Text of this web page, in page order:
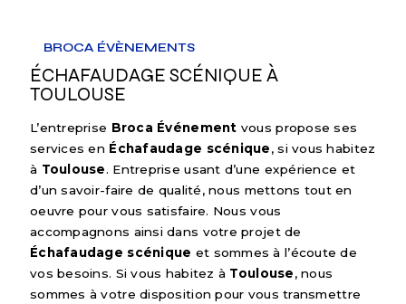
BROCA ÉVÈNEMENTS
ÉCHAFAUDAGE SCÉNIQUE À
TOULOUSE
L’entreprise Broca Événement vous propose ses
services en Échafaudage scénique, si vous habitez
à Toulouse. Entreprise usant d’une expérience et
d’un savoir-faire de qualité, nous mettons tout en
oeuvre pour vous satisfaire. Nous vous
accompagnons ainsi dans votre projet de
Échafaudage scénique et sommes à l’écoute de
vos besoins. Si vous habitez à Toulouse, nous
sommes à votre disposition pour vous transmettre